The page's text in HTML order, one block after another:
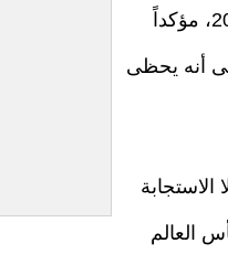
باستقالته عقب الخروج المبكر من كأس العالم 2026، مؤكداً
أنه يحظى
العالم